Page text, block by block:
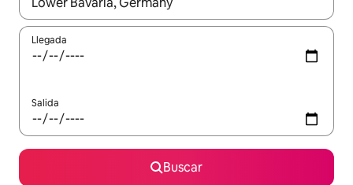
Llegada
Salida
Buscar